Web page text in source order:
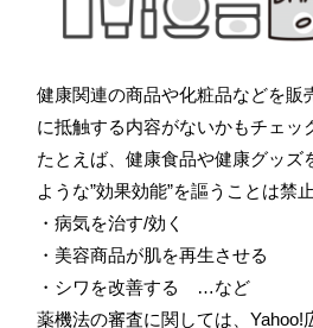
健康関連の商品や化粧品などを販
に抵触する内容がないかもチェッ
たとえば、健康食品や健康グッズ
ような”効果効能”を謳うことは禁
・病気を治す/効く
・美容商品が肌を再生させる
・シワを改善する …など
薬機法の審査に関しては、Yahoo!